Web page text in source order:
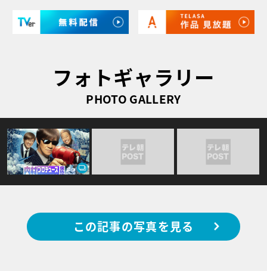
フォトギャラリー
PHOTO GALLERY
この記事の写真を見る